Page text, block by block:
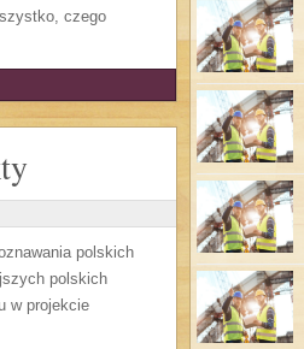
czego
polskich
polskich
w projekcie